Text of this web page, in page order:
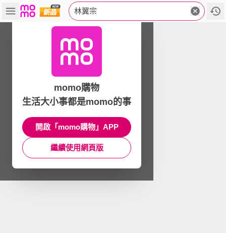
林翼宗
momo購物
生活大小事都是momo的事
開啟「momo購物」APP
繼續使用網頁版